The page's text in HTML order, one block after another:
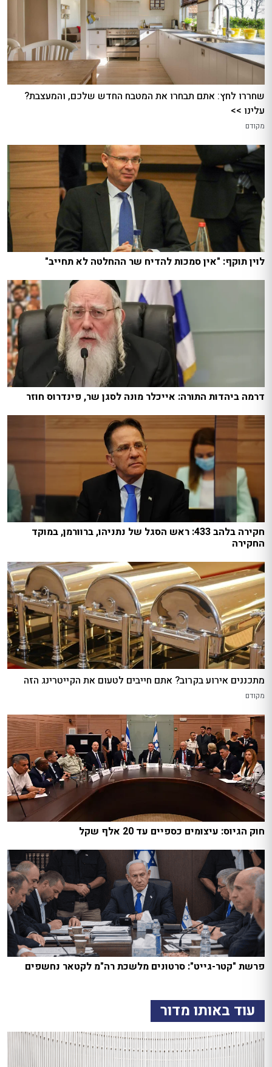
שחררו לחץ: אתם תבחרו את המטבח החדש שלכם, והמעצבת?
עלינו >>
מקודם
לוין תוקף: "אין סמכות להדיח שר ההחלטה לא תחייב"
דרמה ביהדות התורה: אייכלר מונה לסגן שר, פינדרוס חוזר
חקירה בלהב 433: ראש הסגל של נתניהו, ברוורמן, במוקד
החקירה
מתכננים אירוע בקרוב? אתם חייבים לטעום את הקייטרינג הזה
מקודם
חוק הגיוס: עיצומים כספיים עד 20 אלף שקל
פרשת "קטר-גייט": סרטונים מלשכת רה"מ לקטאר נחשפים
עוד באותו מדור